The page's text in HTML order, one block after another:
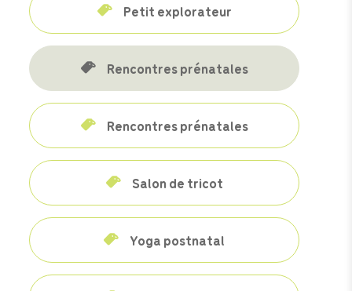
Petit explorateur
Rencontres prénatales
Rencontres prénatales
Salon de tricot
Yoga postnatal